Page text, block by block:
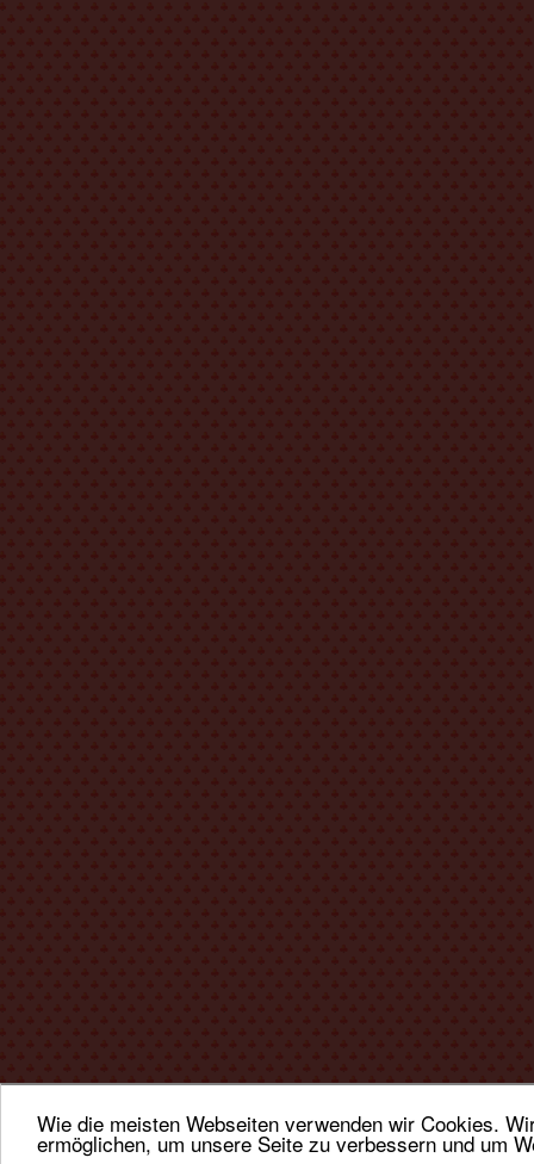
Wie die meisten Webseiten verwenden wir Cookies.
ermöglichen, um unsere Seite zu verbessern und um